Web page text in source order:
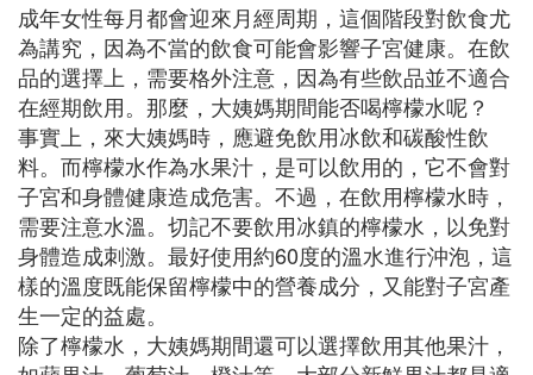
成年女性每月都會迎來月經周期，這個階段對飲食尤
為講究，因為不當的飲食可能會影響子宮健康。在飲
品的選擇上，需要格外注意，因為有些飲品並不適合
在經期飲用。那麼，大姨媽期間能否喝檸檬水呢？
事實上，來大姨媽時，應避免飲用冰飲和碳酸性飲
料。而檸檬水作為水果汁，是可以飲用的，它不會對
子宮和身體健康造成危害。不過，在飲用檸檬水時，
需要注意水溫。切記不要飲用冰鎮的檸檬水，以免對
身體造成刺激。最好使用約60度的溫水進行沖泡，這
樣的溫度既能保留檸檬中的營養成分，又能對子宮產
生一定的益處。
除了檸檬水，大姨媽期間還可以選擇飲用其他果汁，